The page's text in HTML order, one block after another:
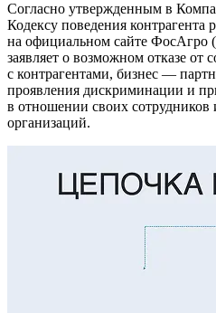
Согласно утвержденным в
Кодексу поведения контрагента
на официальном сайте ФосАгро
заявляет о возможном отказе от
с контрагентами, бизнес —
проявления дискриминации и
в отношении своих сотрудников
организаций.